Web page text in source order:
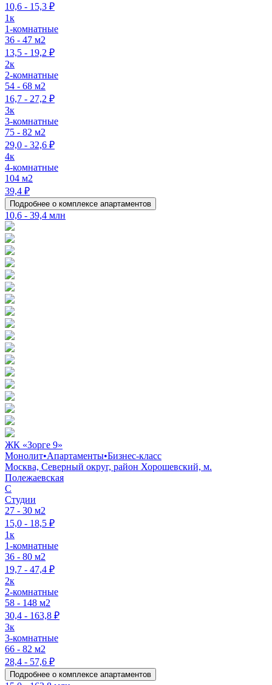
10,6 - 15,3 ₽
1к
1-комнатные
36 - 47 м2
13,5 - 19,2 ₽
2к
2-комнатные
54 - 68 м2
16,7 - 27,2 ₽
3к
3-комнатные
75 - 82 м2
29,0 - 32,6 ₽
4к
4-комнатные
104 м2
39,4 ₽
Подробнее о комплексе апартаментов
10,6 - 39,4 млн
ЖК «Зорге 9»
Монолит•Апартаменты•Бизнес-класс
Москва, Северный округ, район Хорошевский, м.
Полежаевская
C
Студии
27 - 30 м2
15,0 - 18,5 ₽
1к
1-комнатные
36 - 80 м2
19,7 - 47,4 ₽
2к
2-комнатные
58 - 148 м2
30,4 - 163,8 ₽
3к
3-комнатные
66 - 82 м2
28,4 - 57,6 ₽
Подробнее о комплексе апартаментов